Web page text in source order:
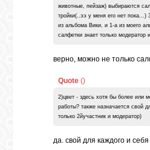
животные, пейзаж) выбираются
тройки(..ээ у меня его нет
из альбома Вики, и 1-а из моего
салфетки знает только модератор
верно, можно не только
Quote ()
2)цвет - здесь хотя бы более или
работы? также назначается свой
только 2йучастник и модератор)
да. свой для каждого и